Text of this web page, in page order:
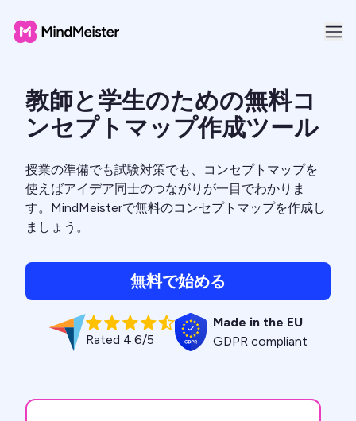
教師と学生のための無料コ
ンセプトマップ作成ツール
授業の準備でも試験対策でも、コンセプトマップを
使えばアイデア同士のつながりが一目でわかりま
す。MindMeisterで無料のコンセプトマップを作成し
ましょう。
無料で始める
Rated 4.6/5
Made in the EU
GDPR compliant